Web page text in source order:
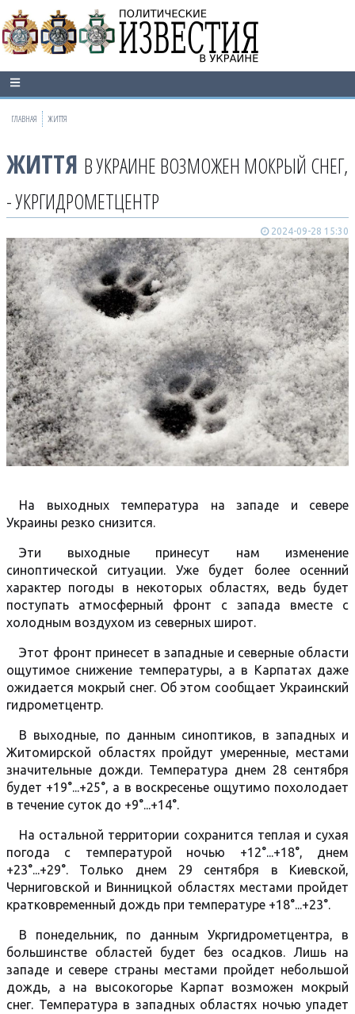
ГЛАВНАЯ ЖИТТЯ
ЖИТТЯ В УКРАИНЕ ВОЗМОЖЕН МОКРЫЙ СНЕГ,
- УКРГИДРОМЕТЦЕНТР
2024-09-28 15:30
На выходных температура на западе и севере
Украины резко снизится.
Эти выходные принесут нам изменение
синоптической ситуации. Уже будет более осенний
характер погоды в некоторых областях, ведь будет
поступать атмосферный фронт с запада вместе с
холодным воздухом из северных широт.
Этот фронт принесет в западные и северные области
ощутимое снижение температуры, а в Карпатах даже
ожидается мокрый снег. Об этом сообщает Украинский
гидрометцентр.
В выходные, по данным синоптиков, в западных и
Житомирской областях пройдут умеренные, местами
значительные дожди. Температура днем 28 сентября
будет +19°...+25°, а в воскресенье ощутимо похолодает
в течение суток до +9°...+14°.
На остальной территории сохранится теплая и сухая
погода с температурой ночью +12°...+18°, днем
+23°...+29°. Только днем 29 сентября в Киевской,
Черниговской и Винницкой областях местами пройдет
кратковременный дождь при температуре +18°...+23°.
В понедельник, по данным Укргидрометцентра, в
большинстве областей будет без осадков. Лишь на
западе и севере страны местами пройдет небольшой
дождь, а на высокогорье Карпат возможен мокрый
снег. Температура в западных областях ночью упадет